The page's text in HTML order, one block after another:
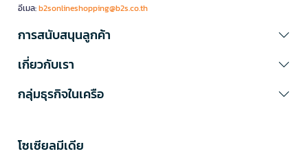
อีเมล:b2sonlineshopping@b2s.co.th
การสนับสนุนลูกค้า
เกี่ยวกับเรา
กลุ่มธุรกิจในเครือ
โซเซียลมีเดีย​